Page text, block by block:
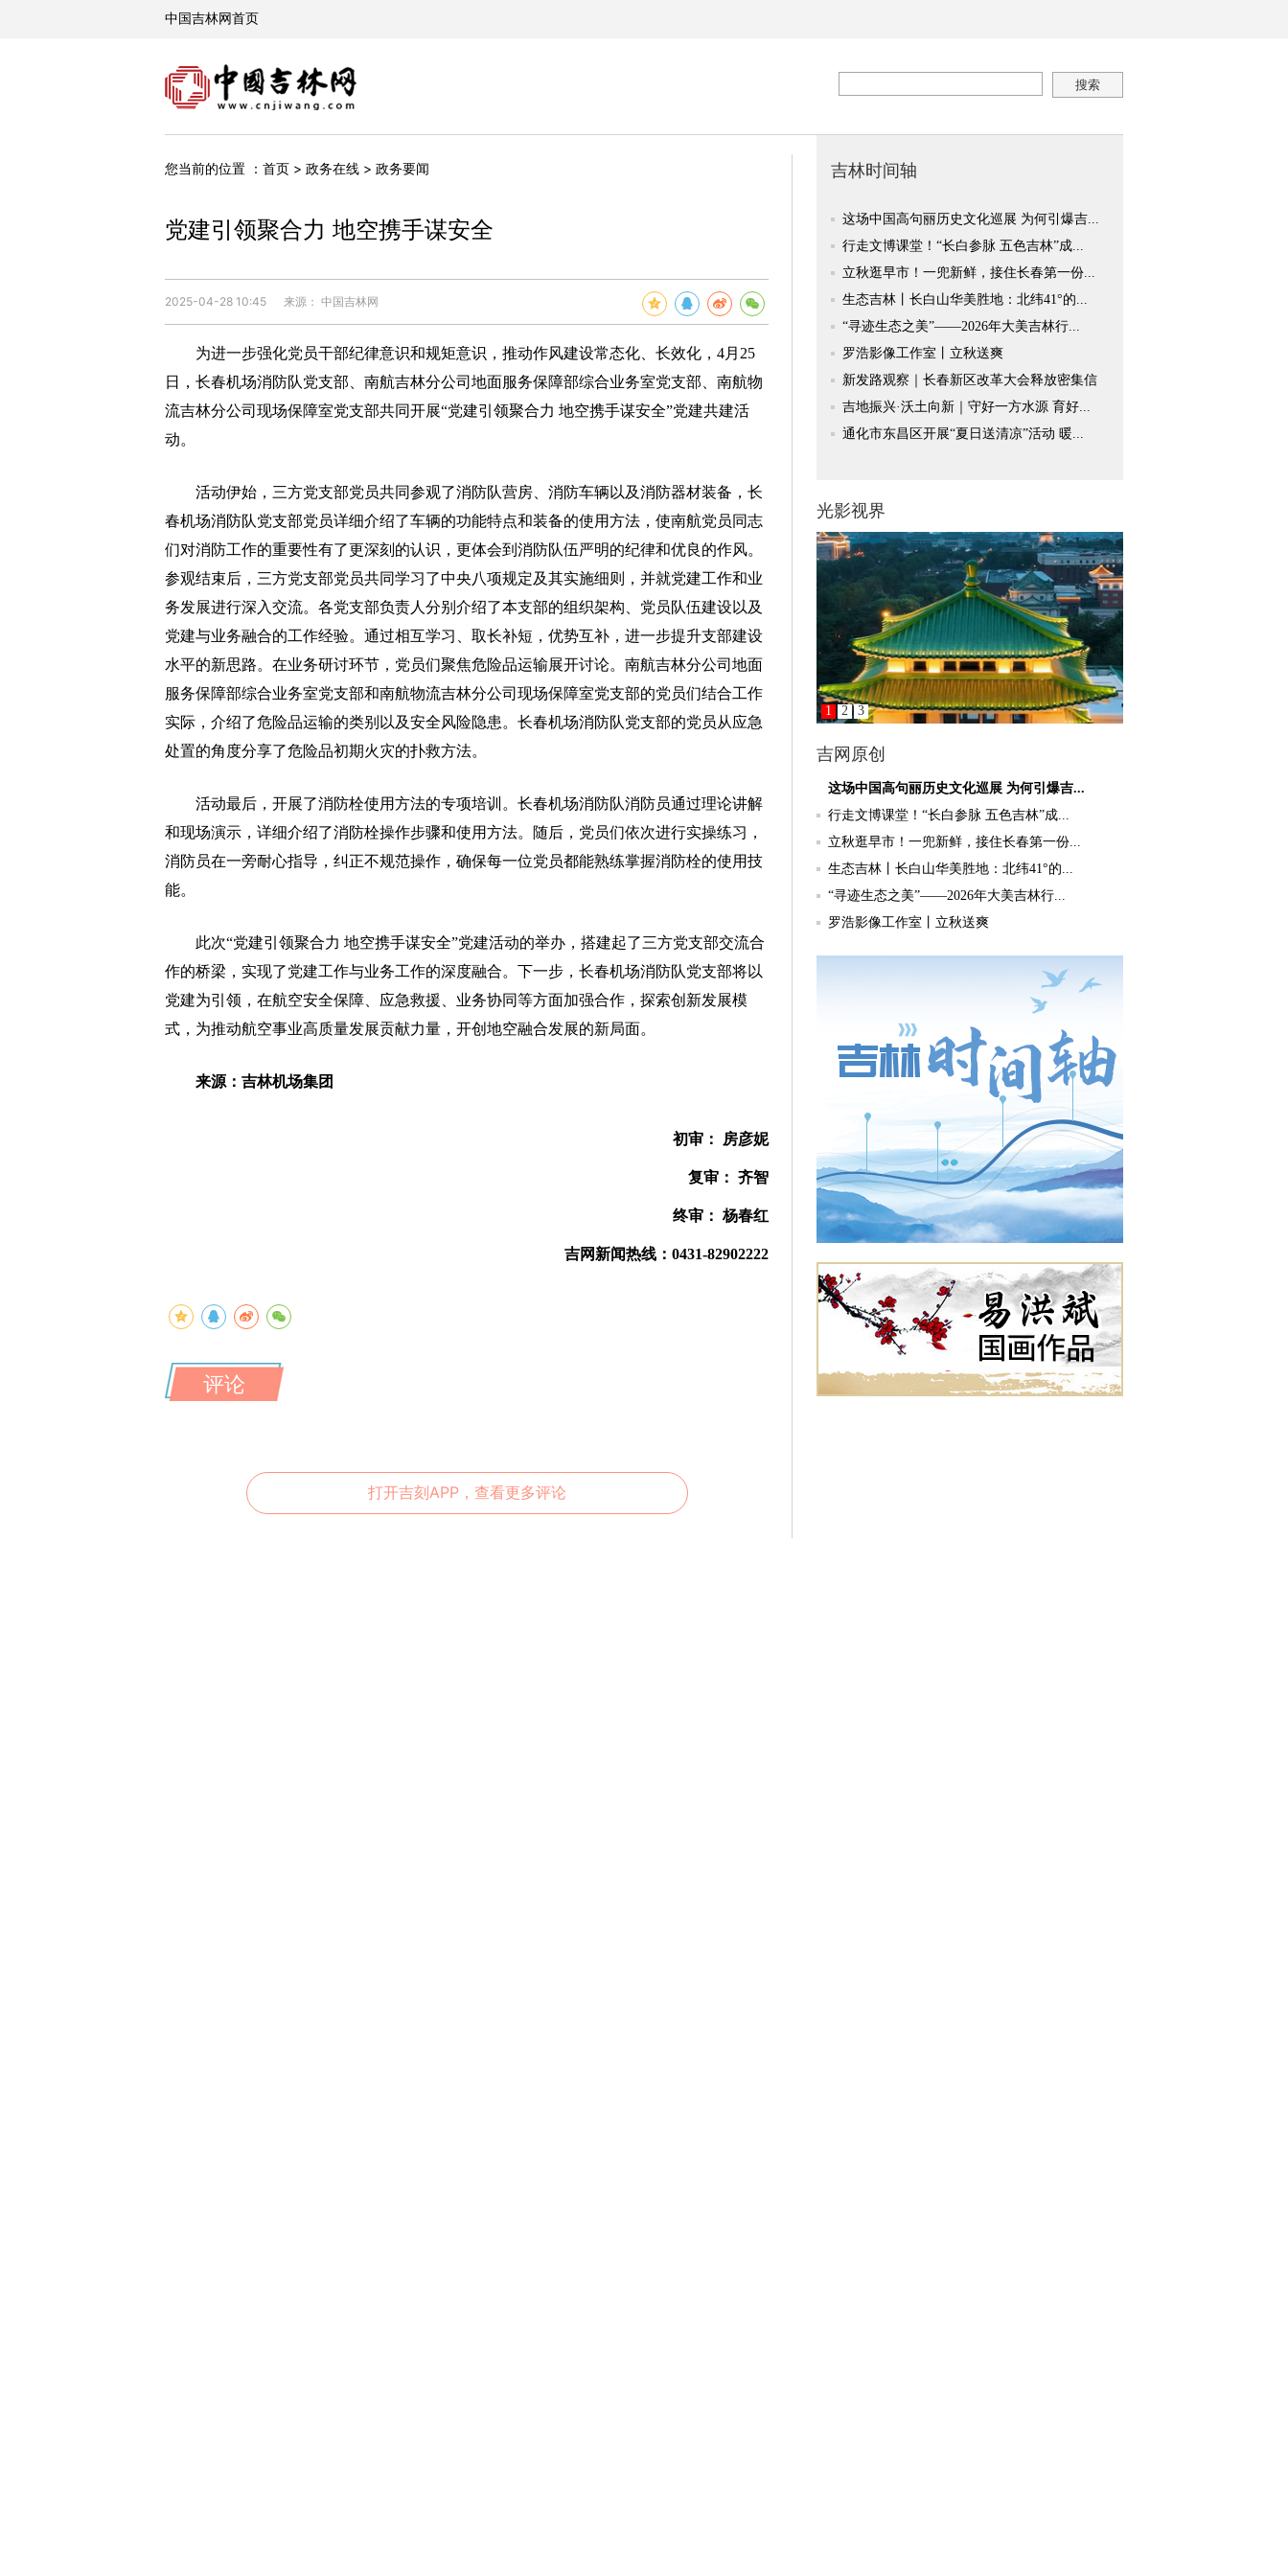
您当前的位置 ： 首页 > 政务在线 > 政务要闻
党建引领聚合力 地空携手谋安全
2025-04-28 10:45 来源： 中国吉林网
为进一步强化党员干部纪律意识和规矩意识，推动作风建设常态化、长效化，4月25
日，长春机场消防队党支部、南航吉林分公司地面服务保障部综合业务室党支部、南航物
流吉林分公司现场保障室党支部共同开展“党建引领聚合力 地空携手谋安全”党建共建活
动。
活动伊始，三方党支部党员共同参观了消防队营房、消防车辆以及消防器材装备，长
春机场消防队党支部党员详细介绍了车辆的功能特点和装备的使用方法，使南航党员同志
们对消防工作的重要性有了更深刻的认识，更体会到消防队伍严明的纪律和优良的作风。
参观结束后，三方党支部党员共同学习了中央八项规定及其实施细则，并就党建工作和业
务发展进行深入交流。各党支部负责人分别介绍了本支部的组织架构、党员队伍建设以及
党建与业务融合的工作经验。通过相互学习、取长补短，优势互补，进一步提升支部建设
水平的新思路。在业务研讨环节，党员们聚焦危险品运输展开讨论。南航吉林分公司地面
服务保障部综合业务室党支部和南航物流吉林分公司现场保障室党支部的党员们结合工作
实际，介绍了危险品运输的类别以及安全风险隐患。长春机场消防队党支部的党员从应急
处置的角度分享了危险品初期火灾的扑救方法。
活动最后，开展了消防栓使用方法的专项培训。长春机场消防队消防员通过理论讲解
和现场演示，详细介绍了消防栓操作步骤和使用方法。随后，党员们依次进行实操练习，
消防员在一旁耐心指导，纠正不规范操作，确保每一位党员都能熟练掌握消防栓的使用技
能。
此次“党建引领聚合力 地空携手谋安全”党建活动的举办，搭建起了三方党支部交流合
作的桥梁，实现了党建工作与业务工作的深度融合。下一步，长春机场消防队党支部将以
党建为引领，在航空安全保障、应急救援、业务协同等方面加强合作，探索创新发展模
式，为推动航空事业高质量发展贡献力量，开创地空融合发展的新局面。
来源：吉林机场集团
初审： 房彦妮
复审： 齐智
终审： 杨春红
吉网新闻热线：0431-82902222
评论
打开吉刻APP，查看更多评论